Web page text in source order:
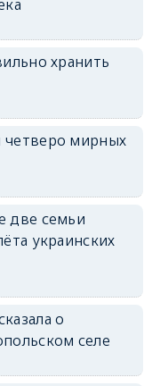
erid: 2SDnjdPjgYS
хранить
мирных
две семьи
украинских
о
селе